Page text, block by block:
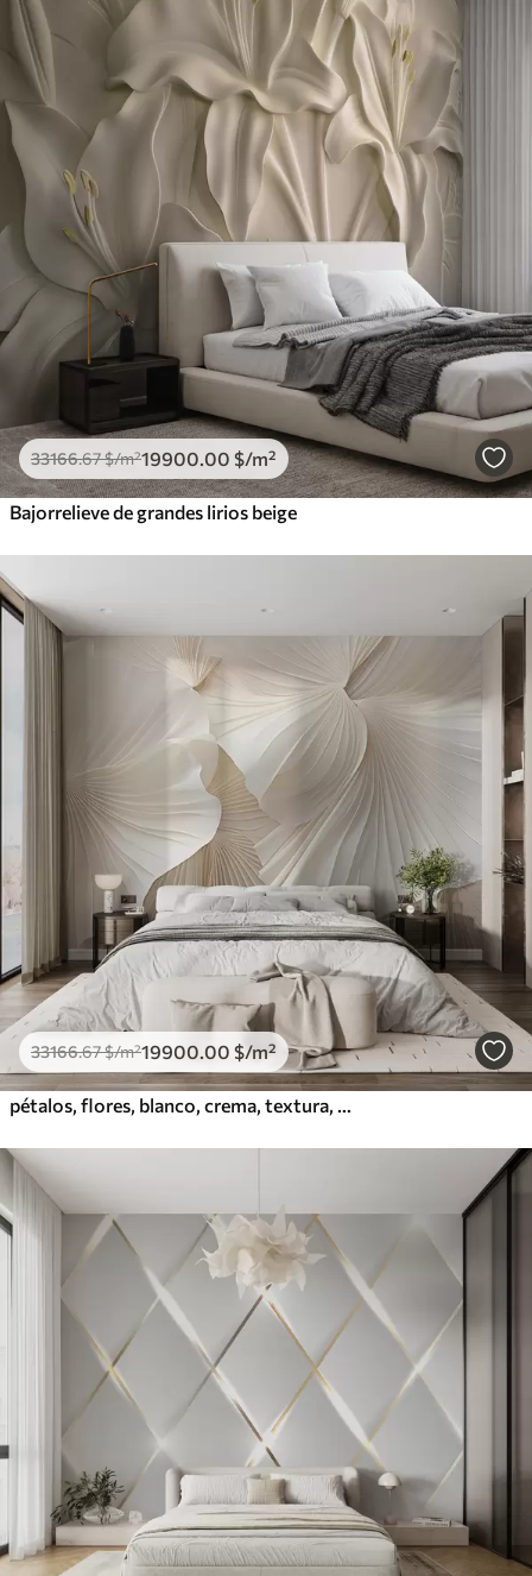
33166.67$/m²19900 .00 $/m²
Bajorrelieve de grandes lirios beige
33166.67$/m²19900 .00 $/m²